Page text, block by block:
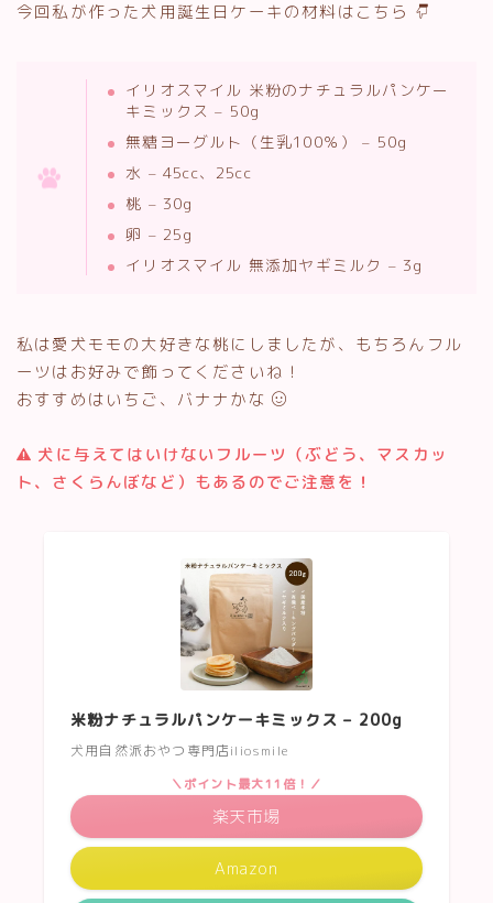
今回私が作った犬用誕生日ケーキの材料はこちら
イリオスマイル 米粉のナチュラルパンケー
キミックス – 50g
無糖ヨーグルト（生乳100％） – 50g
水 – 45cc、25cc
桃 – 30g
卵 – 25g
イリオスマイル 無添加ヤギミルク – 3g
私は愛犬モモの大好きな桃にしましたが、もちろんフル
ーツはお好みで飾ってくださいね！
おすすめはいちご、バナナかな
犬に与えてはいけないフルーツ（ぶどう、マスカッ
ト、さくらんぼなど）もあるのでご注意を！
米粉ナチュラルパンケーキミックス – 200g
犬用自然派おやつ専門店iliosmile
Amazon
＼ポイント最大11倍！／
楽天市場